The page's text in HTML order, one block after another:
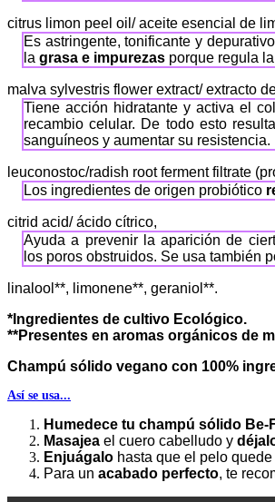
citrus limon peel oil/ aceite esencial de
Es astringente, tonificante y
la grasa e impurezas porque regula
malva sylvestris flower extract/ extracto
Tiene acción hidratante y activa el
recambio celular. De todo esto
sanguíneos y aumentar su resistencia.
leuconostoc/radish root ferment filtrate
Los ingredientes de origen probiótico
citrid acid/ ácido cítrico,
Ayuda a prevenir la aparición de
los poros obstruidos. Se usa también
linalool**, limonene**, geraniol**.
*Ingredientes de cultivo Ecológico.
**Presentes en aromas orgánicos de
Champú sólido vegano con 100%
Así se usa...
Humedece tu champú sólido Be-
Masajea el cuero cabelludo y
Enjuágalo hasta que el pelo
Para un acabado perfecto, te